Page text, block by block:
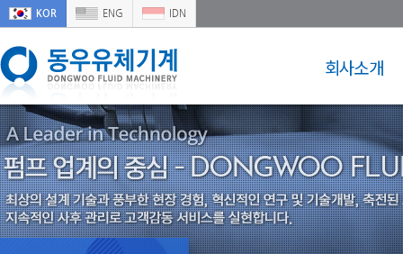
KOR ENG IDN
회사소개